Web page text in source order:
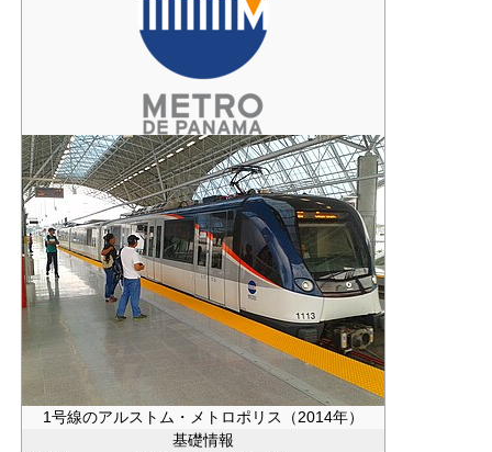
1号線のアルストム・メトロポリス（2014年）
基礎情報